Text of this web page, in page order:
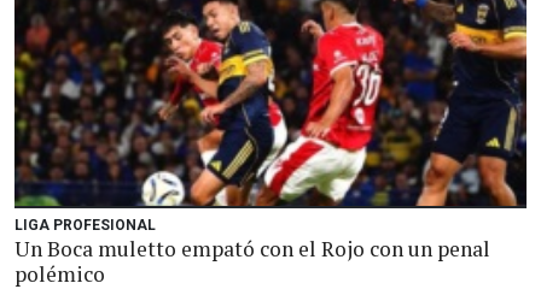
LIGA PROFESIONAL
Un Boca muletto empató con el Rojo con un penal
polémico